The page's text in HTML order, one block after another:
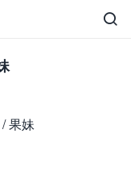

果妹